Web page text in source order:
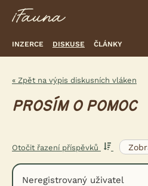
INZERCE DISKUSE ČLÁNKY
« Zpět na výpis diskusních vláken
PROSÍM O POMOC
Otočit řazení příspěvků
Neregistrovaný uživatel